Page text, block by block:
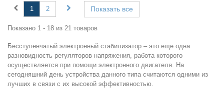
Показать все
1 2
Показано 1 - 18 из 21 товаров
Бесступенчатый электронный стабилизатор – это еще одна
разновидность регуляторов напряжения, работа которого
осуществляется при помощи электронного двигателя. На
сегодняшний день устройства данного типа считаются одними из
лучших в связи с их высокой эффективностью.